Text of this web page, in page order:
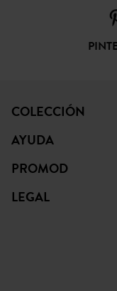
COLECCIÓN
AYUDA
PROMOD
LEGAL